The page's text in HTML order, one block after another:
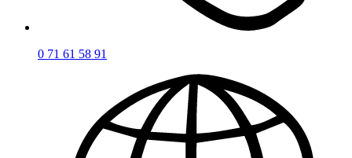
19 85 16 17 0